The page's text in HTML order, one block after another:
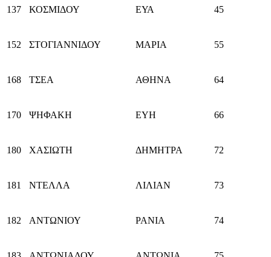
137 ΚΟΣΜΙΔΟΥ ΕΥΑ 45
152 ΣΤΟΓΙΑΝΝΙΔΟΥ ΜΑΡΙΑ 55
168 ΤΣΕΑ ΑΘΗΝΑ 64
170 ΨΗΦΑΚΗ ΕΥΗ 66
180 ΧΑΣΙΩΤΗ ΔΗΜΗΤΡΑ 72
181 ΝΤΕΛΛΑ ΛΙΛΙΑΝ 73
182 ΑΝΤΩΝΙΟΥ ΡΑΝΙΑ 74